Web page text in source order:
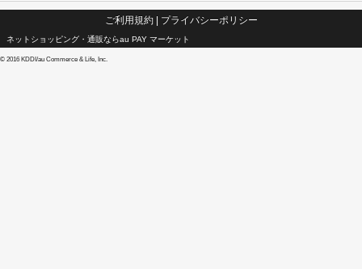
ご利用規約| プライバシーポリシー
ネットショッピング・通販ならau PAY マーケット
© 2016 KDDI/au Commerce & Life, Inc.